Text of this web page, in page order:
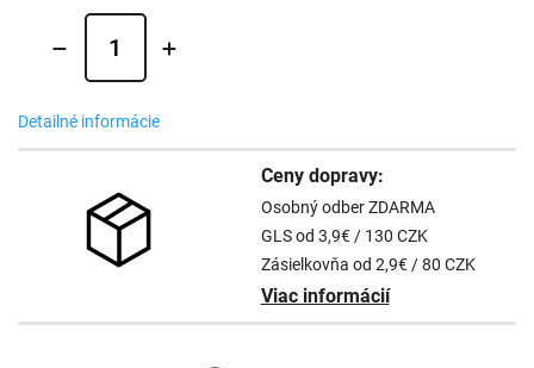
Detailné informácie
Ceny dopravy:
Osobný odber ZDARMA
GLS od 3,9€ / 130 CZK
Zásielkovňa od 2,9€ / 80 CZK
Viac informácií